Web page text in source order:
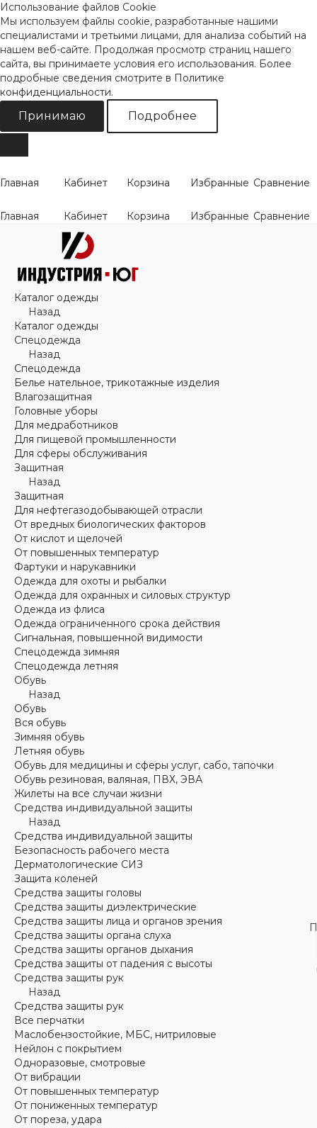
Использование файлов Cookie
Мы используем файлы cookie, разработанные нашими
специалистами и третьими лицами, для анализа событий на
нашем веб-сайте. Продолжая просмотр страниц нашего
сайта, вы принимаете условия его использования. Более
подробные сведения смотрите в Политике
конфиденциальности.
Принимаю Подробнее
Главная Кабинет Корзина Избранные Сравнение
Главная Кабинет Корзина Избранные Сравнение
Каталог одежды
Назад
Каталог одежды
Спецодежда
Назад
Спецодежда
Белье нательное, трикотажные изделия
Влагозащитная
Головные уборы
Для медработников
Для пищевой промышленности
Для сферы обслуживания
Защитная
Назад
Защитная
Для нефтегазодобывающей отрасли
От вредных биологических факторов
От кислот и щелочей
От повышенных температур
Фартуки и нарукавники
Одежда для охоты и рыбалки
Одежда для охранных и силовых структур
Одежда из флиса
Одежда ограниченного срока действия
Сигнальная, повышенной видимости
Спецодежда зимняя
Спецодежда летняя
Обувь
Назад
Обувь
Вся обувь
Зимняя обувь
Летняя обувь
Обувь для медицины и сферы услуг, сабо, тапочки
Обувь резиновая, валяная, ПВХ, ЭВА
Жилеты на все случаи жизни
Средства индивидуальной защиты
Назад
Средства индивидуальной защиты
Безопасность рабочего места
Дерматологические СИЗ
Защита коленей
Средства защиты головы
Средства защиты диэлектрические
Средства защиты лица и органов зрения
Средства защиты органа слуха
Средства защиты органов дыхания
Средства защиты от падения с высоты
Средства защиты рук
Назад
Средства защиты рук
Все перчатки
Маслобензостойкие, МБС, нитриловые
Нейлон с покрытием
Одноразовые, смотровые
От вибрации
От повышенных температур
От пониженных температур
От пореза, удара